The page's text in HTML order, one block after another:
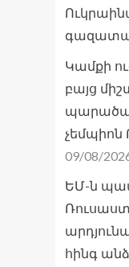
Կամքի
բայց
չեմպիոն
09/08/
ԵՄ-ն
հինգ